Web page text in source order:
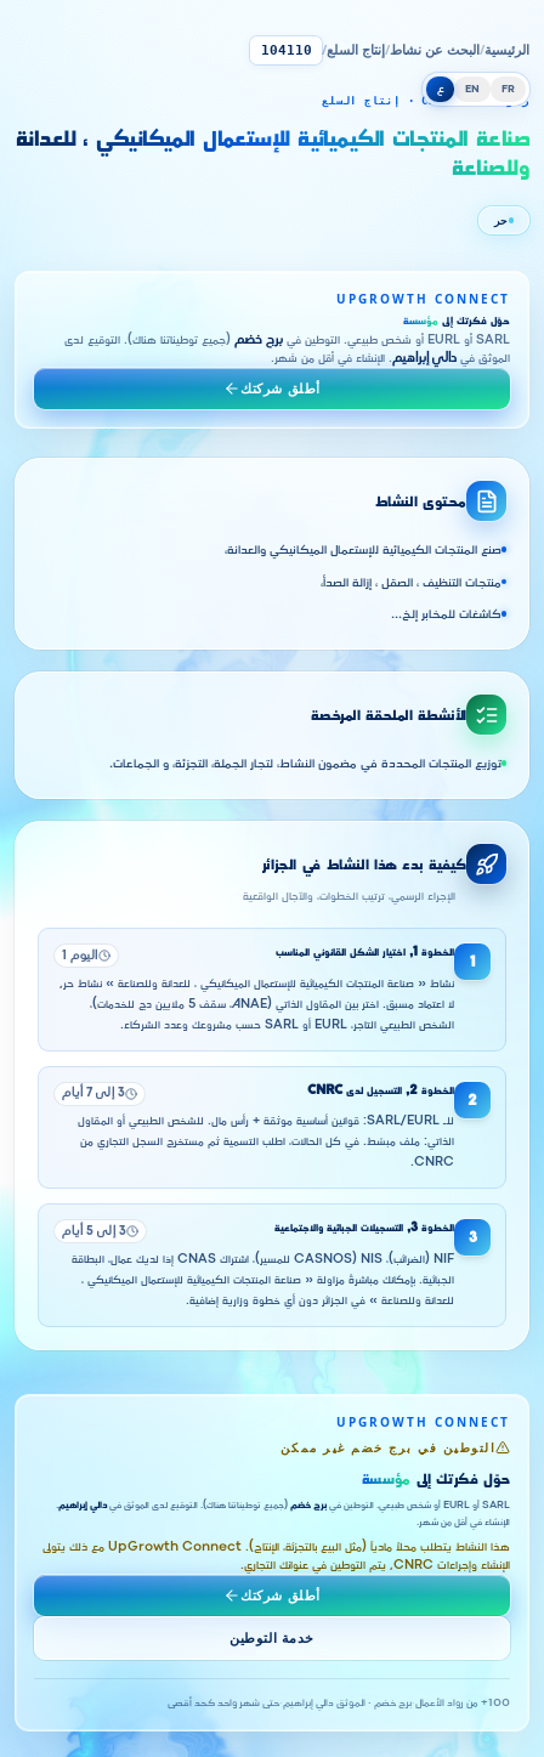
FR
EN ع
الرئيسية/البحث عن نشاط/إنتاج السلع/
104110
رمز CNRC 104110 · إنتاج السلع
صناعة المنتجات الكيميائية للإستعمال الميكانيكي ، للعدانة
وللصناعة
حر
UPGROWTH CONNECT
حوّل فكرتك إلى مؤسسة
SARL أو EURL أو شخص طبيعي. التوطين في برج خضم (جميع توطيناتنا هناك). التوقيع لدى
الموثق في دالي إبراهيم. الإنشاء في أقل من شهر.
أطلق شركتك
محتوى النشاط
صنع المنتجات الكيميائية للإستعمال الميكانيكي والعدانة،
منتجات التنظيف ، الصقل ، إزالة الصدأ،
كاشغات للمخابر إلخ...
الأنشطة الملحقة المرخصة
توزيع المنتجات المحددة في مضمون النشاط، لتجار الجملة، التجزئة، و الجماعات.
كيفية بدء هذا النشاط في الجزائر
الإجراء الرسمي، ترتيب الخطوات، والآجال الواقعية
1
الخطوة 1
, اختيار الشكل القانوني المناسب اليوم 1
نشاط « صناعة المنتجات الكيميائية للإستعمال الميكانيكي ، للعدانة وللصناعة » نشاط حر,
لا اعتماد مسبق. اختر بين المقاول الذاتي (ANAE، سقف 5 ملايين دج للخدمات)،
الشخص الطبيعي التاجر، EURL أو SARL حسب مشروعك وعدد الشركاء.
2
الخطوة 2
, التسجيل لدى CNRC 3 إلى 7 أيام
للـ SARL/EURL: قوانين أساسية موثقة + رأس مال. للشخص الطبيعي أو المقاول
الذاتي: ملف مبسّط. في كل الحالات، اطلب التسمية ثم مستخرج السجل التجاري من
CNRC.
3
الخطوة 3
, التسجيلات الجبائية والاجتماعية 3 إلى 5 أيام
NIF (الضرائب)، NIS (CASNOS للمسير)، اشتراك CNAS إذا لديك عمال، البطاقة
الجبائية. بإمكانك مباشرةً مزاولة « صناعة المنتجات الكيميائية للإستعمال الميكانيكي ،
للعدانة وللصناعة » في الجزائر دون أي خطوة وزارية إضافية.
UPGROWTH CONNECT
التوطين في برج خضم غير ممكن
حوّل فكرتك إلى مؤسسة
SARL أو EURL أو شخص طبيعي. التوطين في برج خضم (جميع توطيناتنا هناك). التوقيع لدى الموثق فيدالي إبراهيم
الإنشاء في أقل من شهر.
هذا النشاط يتطلب محلاً مادياً (مثل البيع بالتجزئة، الإنتاج). UpGrowth Connect مع ذلك يتولى
الإنشاء وإجراءات CNRC, يتم التوطين في عنوانك التجاري.
أطلق شركتك
خدمة التوطين
100+ من رواد الأعمال ·برج خضم · الموثق دالي إبراهيم ·حتى شهر واحد كحد أقصى